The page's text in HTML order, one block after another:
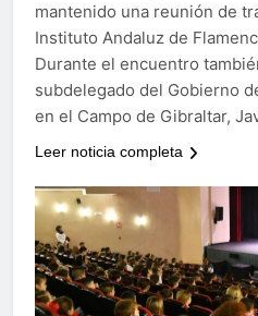
mantenido una reunión de
Instituto Andaluz de
Durante el encuentro
subdelegado del Gobierno
en el Campo de Gibraltar,
Leer noticia completa